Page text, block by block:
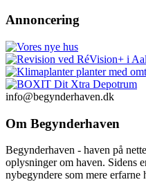
Annoncering
info@begynderhaven.dk
Om Begynderhaven
Begynderhaven - haven på
oplysninger om haven. Sidens
nybegyndere som mere erfarne